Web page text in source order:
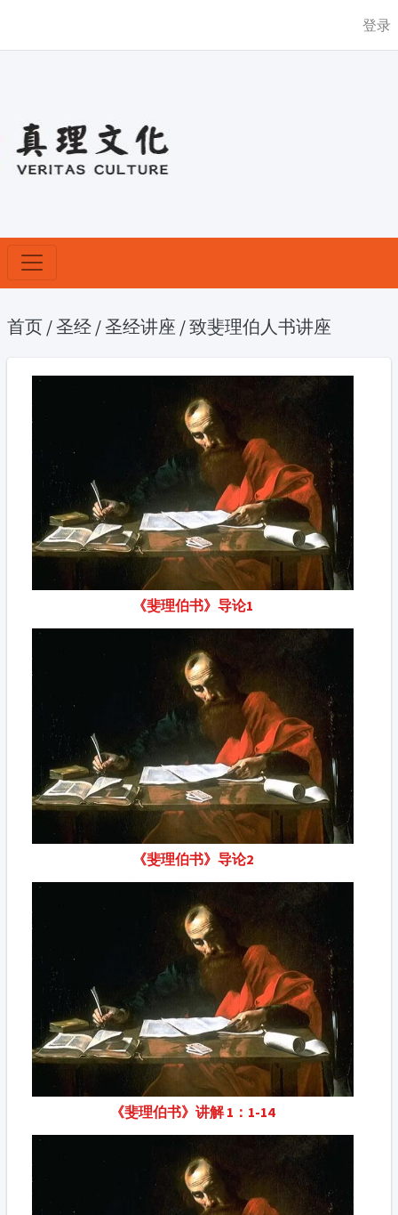
登录
首页 /圣经 /圣经讲座 /致斐理伯人书讲座
《斐理伯书》导论1
《斐理伯书》导论2
《斐理伯书》讲解 1：1-14